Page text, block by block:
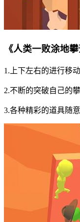
《人类一败涂地
1.上下左右的进行移
2.不断的突破自己的
3.各种精彩的道具随